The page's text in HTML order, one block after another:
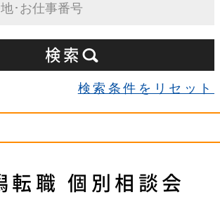
検索条件をリセット
転職 個別相談会